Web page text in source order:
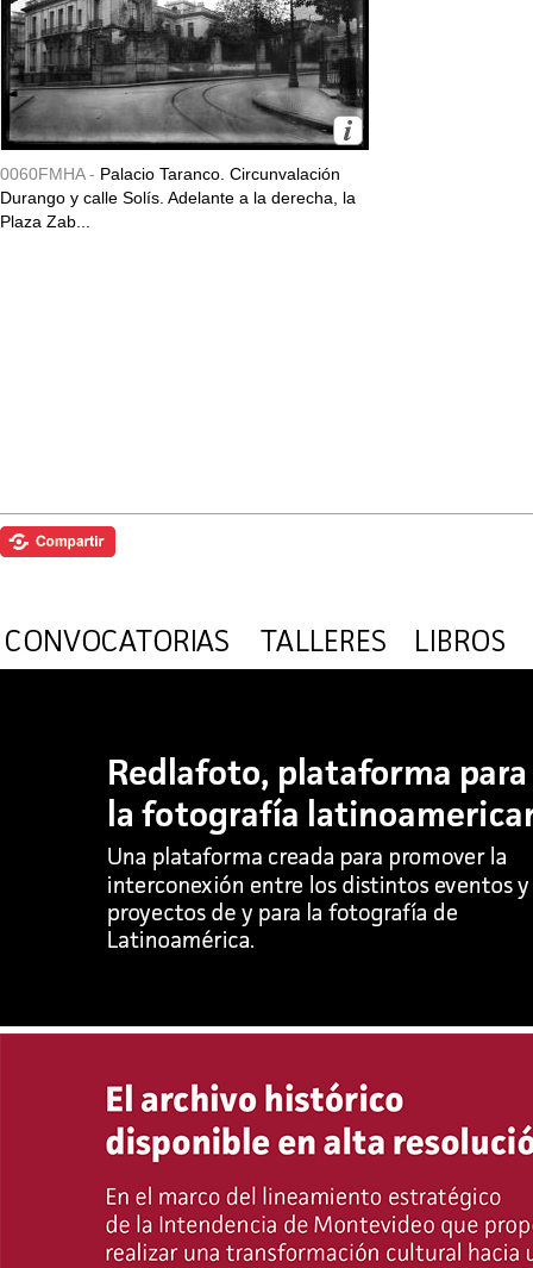
0060FMHA - Palacio Taranco. Circunvalación
Durango y calle Solís. Adelante a la derecha, la
Plaza Zab...